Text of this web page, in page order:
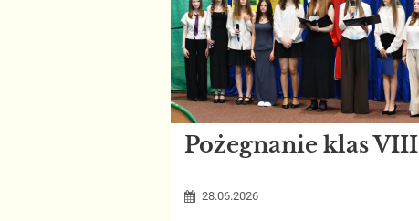
Pożegnanie klas VIII
28.06.2026